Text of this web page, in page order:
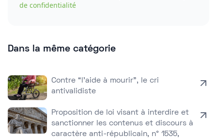
de confidentialité
Dans la même catégorie
Contre “l’aide à mourir”, le cri
antivalidiste
Proposition de loi visant à interdire et
sanctionner les contenus et discours à
caractère anti-républicain, n° 1535,